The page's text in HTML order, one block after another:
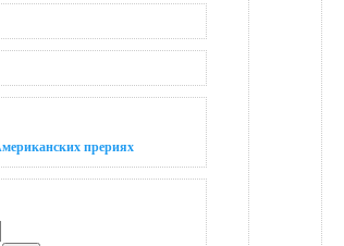
прериях